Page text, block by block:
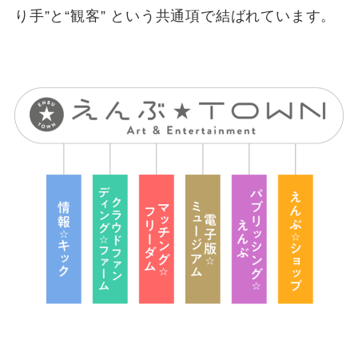
り手”と“観客” という共通項で結ばれています。